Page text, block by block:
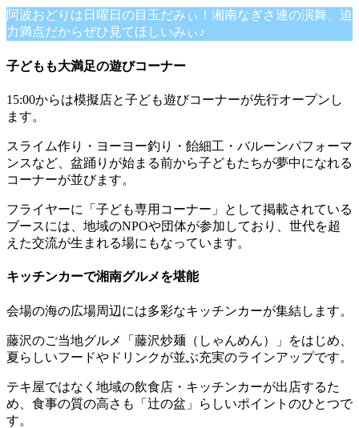
阿波おどりは日曜日の目玉だみぃ！湘南なぎさ連の演舞、迫
力満点だからぜひ見てほしいみぃ♪
子どもも大満足の遊びコーナー
15:00からは模擬店と子ども遊びコーナーが先行オープンし
ます。
スライム作り・ヨーヨー釣り・飴細工・バルーンパフォーマ
ンスなど、盆踊りが始まる前から子どもたちが夢中になれる
コーナーが並びます。
フライヤーに「子ども専用コーナー」として掲載されている
ブースには、地域のNPOや団体が参加しており、世代を超
えた交流が生まれる場にもなっています。
キッチンカーで湘南グルメを堪能
会場の海の広場周辺には多彩なキッチンカーが集結します。
藤沢のご当地グルメ「藤沢炒麺（しゃんめん）」をはじめ、
夏らしいフードやドリンクが並ぶ充実のラインアップです。
テキ屋ではなく地域の飲食店・キッチンカーが出店するた
め、食事の質の高さも「辻の盆」らしいポイントのひとつで
す。